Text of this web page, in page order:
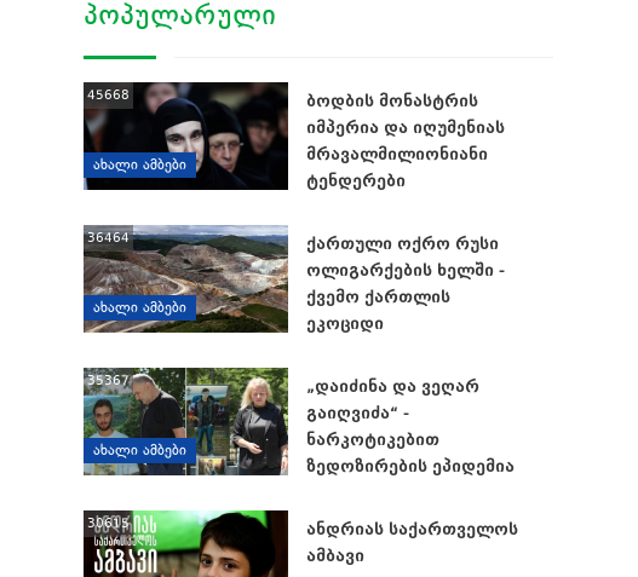
ᲞᲝᲞᲣᲚᲐᲠᲣᲚᲘ
ᲐᲮᲐᲚᲘ ᲐᲛᲑᲔᲑᲘ
45668
ბოდბის მონასტრის
იმპერია და იღუმენიას
მრავალმილიონიანი
ტენდერები
ᲐᲮᲐᲚᲘ ᲐᲛᲑᲔᲑᲘ
36464
ქართული ოქრო რუსი
ოლიგარქების ხელში -
ქვემო ქართლის
ეკოციდი
ᲐᲮᲐᲚᲘ ᲐᲛᲑᲔᲑᲘ
35367
„დაიძინა და ვეღარ
გაიღვიძა“ -
ნარკოტიკებით
ზედოზირების ეპიდემია
30615
ანდრიას საქართველოს
ამბავი